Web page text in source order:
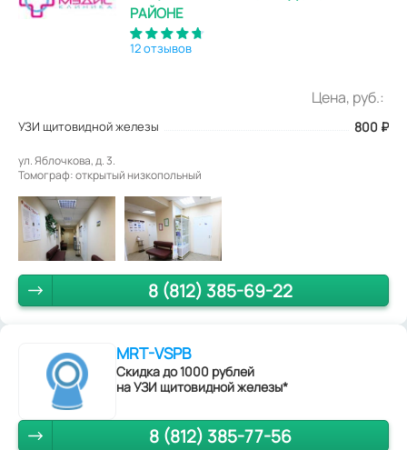
РАЙОНЕ
12 отзывов
Цена, руб.:
УЗИ щитовидной железы 800 ₽
ул. Яблочкова, д. 3.
Томограф: открытый низкопольный
8 (812) 385-69-22
MRT-VSPB
Скидка до 1000 рублей
на УЗИ щитовидной железы*
8 (812) 385-77-56